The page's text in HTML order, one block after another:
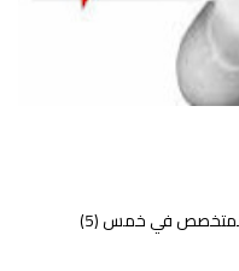
لضمان التكوين لنيل شهادة ما بعد التدرج المتخصص في خمس (5)